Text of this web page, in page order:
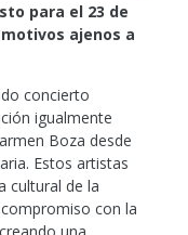
para el 23 de
ajenos a
concierto
igualmente
Boza desde
Estos artistas
cultural de la
con la